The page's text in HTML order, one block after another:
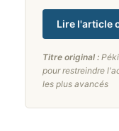
Lire l'article
Titre original :
pour restreindre
les plus avancés